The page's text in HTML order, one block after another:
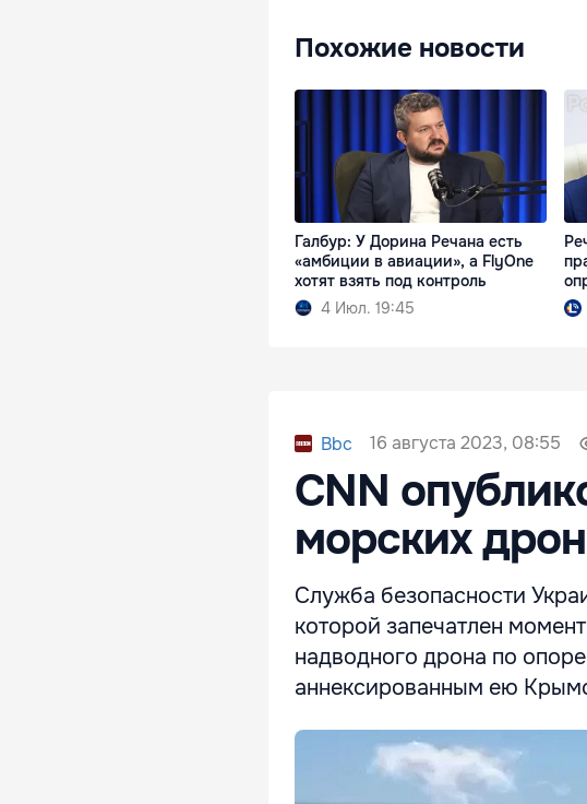
Похожие новости
Галбур: У Дорина Речана есть
«амбиции в авиации», а FlyOne
хотят взять под контроль
4 Июл. 19:45
Bbc 16 августа 2023, 08:55
CNN
морских
Служба безопасности
которой запечатлен
надводного дрона по
аннексированным ею